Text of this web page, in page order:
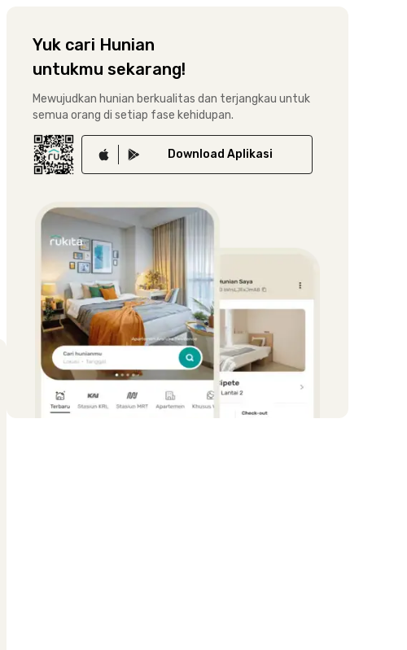
Yuk cari Hunian
untukmu sekarang!
Mewujudkan hunian berkualitas dan terjangkau untuk
semua orang di setiap fase kehidupan.
Download Aplikasi